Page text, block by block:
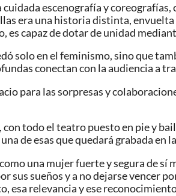
escenografía y
era una historia distinta,
es capaz de dotar de unidad
solo en el feminismo, sino que
conectan con la audiencia a
para las sorpresas y
todo el teatro puesto en pie y
de esas que quedará grabada en
una mujer fuerte y segura de
sueños y a no dejarse vencer
relevancia y ese